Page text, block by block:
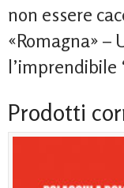
non essere
«Romagna» –
l’imprendibile
Prodotti